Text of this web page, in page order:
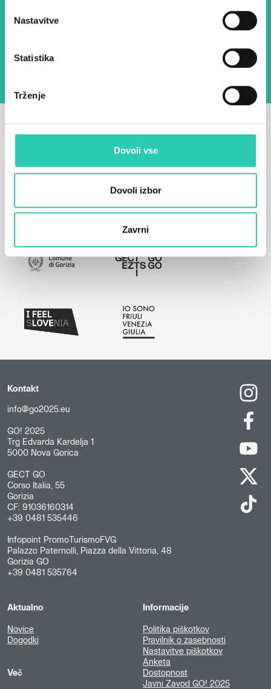
Nastavitve
Statistika
Trženje
Dovoli vse
Dovoli izbor
Zavrni
Kontakt
info@go2025.eu
GO! 2025
Trg Edvarda Kardelja 1
5000 Nova Gorica
GECT GO
Corso Italia, 55
Gorizia
CF: 91036160314
+39 0481 535446
Infopoint PromoTurismoFVG
Palazzo Paternolli, Piazza della Vittoria, 48
Gorizia GO
+39 0481 535764
Aktualno
Novice
Dogodki
Več
Informacije
Politika piškotkov
Pravilnik o zasebnosti
Nastavitve piškotkov
Anketa
Dostopnost
Javni Zavod GO! 2025